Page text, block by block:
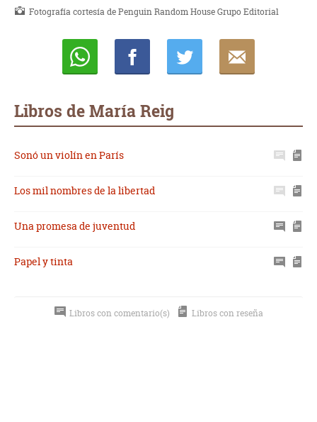
Fotografía cortesía de Penguin Random House Grupo Editorial
Libros de María Reig
Sonó un violín en París
Los mil nombres de la libertad
Una promesa de juventud
Papel y tinta
Libros con comentario(s) Libros con reseña